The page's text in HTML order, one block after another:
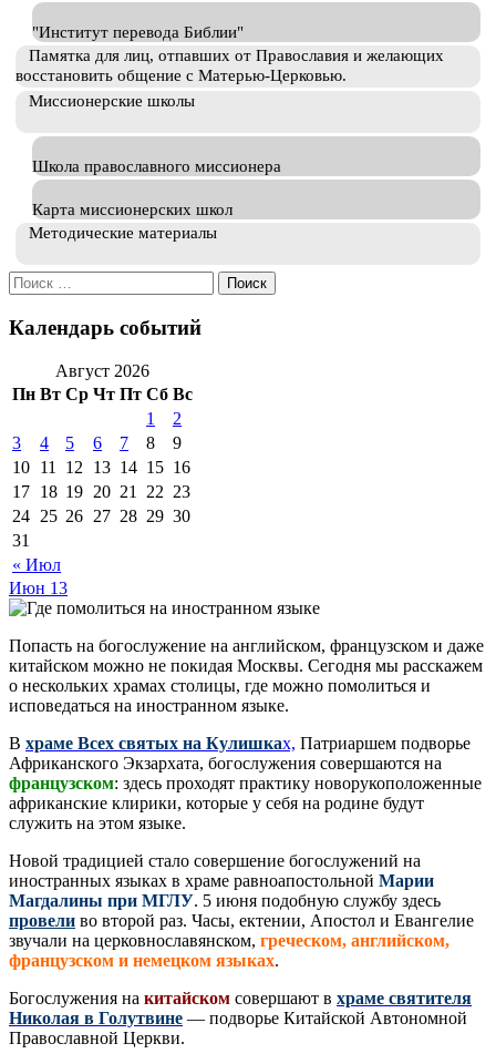
"Институт перевода Библии"
Памятка для лиц, отпавших от Православия и желающих
восстановить общение с Матерью-Церковью.
Миссионерские школы
Школа православного миссионера
Карта миссионерских школ
Методические материалы
Искать:
Календарь событий
Август 2026
Пн Вт Ср Чт Пт Сб Вс
« Июл
1
2
3
4 5 6 7 8
9
10 11 12 13 14 15 16
17 18 19 20 21 22 23
24 25 26 27 28 29 30
31
Июн 13
Попасть на богослужение на английском, французском и даже
китайском можно не покидая Москвы. Сегодня мы расскажем
о нескольких храмах столицы, где можно помолиться и
исповедаться на иностранном языке.
В храме Всех святых на Кулишках, Патриаршем подворье
Африканского Экзархата, богослужения совершаются на
французском: здесь проходят практику новорукоположенные
африканские клирики, которые у себя на родине будут
служить на этом языке.
Новой традицией стало совершение богослужений на
иностранных языках в храме равноапостольной Марии
Магдалины при МГЛУ. 5 июня подобную службу здесь
провели во второй раз. Часы, ектении, Апостол и Евангелие
звучали на церковнославянском, греческом, английском,
французском и немецком языках.
Богослужения на китайском совершают в храме святителя
Николая в Голутвине — подворье Китайской Автономной
Православной Церкви.